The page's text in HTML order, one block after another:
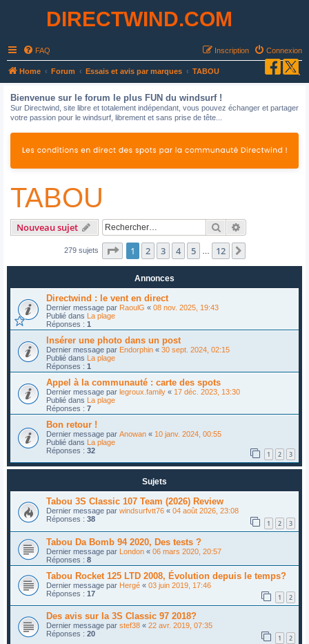
DIRECTWIND.COM
FAQ Connexion
Inscription
Home Forum Essais et avis par marques TABOU
Bienvenue sur le forum le plus FUN du windsurf !
Sur Directwind, site libre et totalement indépendant, vous pouvez échanger et partager
votre passion pour le windsurf, librement et sans prise de tête...
TABOU
Nouveau sujet Rechercher
279 sujets Page 1sur12
1 2 3 4 5 12
Annonces
Directwind : le vent en direct
Dernier message par RaoulG « 08 nov. 2025, 19:43
Publié dans La plage
Réponses : 1
Insérer une photo dans un post
Dernier message par Endorphin « 30 sept. 2024, 02:15
Publié dans La plage
Réponses : 1
Appel à la communauté : carte des spots
Dernier message par legroux.family « 17 déc. 2023, 13:30
Publié dans La plage
Réponses : 7
Bon retour !
Dernier message par Anowan « 10 janv. 2024, 00:55
Publié dans La plage
Réponses : 32 1 2 3
Sujets
Tabou 3S Classic 107 Team (2026) Review
Dernier message par windsurfvtt76 « 04 août 2026, 23:08
Réponses : 38 1 2 3
Tabou Da Bomb 94 2020, Des tests ?
Dernier message par London « 06 mars 2020, 20:57
Réponses : 8
Tabou Rocket 125 LTD 2008, Évolution depuis le temps?
Dernier message par Hergé « 03 juin 2019, 17:46
Réponses : 17 1 2
Des avis sur la 3S Classic 97 2018?
Dernier message par stef38 « 22 avr. 2019, 07:35
Réponses : 20 1 2